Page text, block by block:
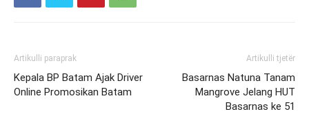
Artikulli paraprak
Kepala BP Batam Ajak Driver
Online Promosikan Batam
Artikulli tjetër
Basarnas Natuna Tanam
Mangrove Jelang HUT
Basarnas ke 51